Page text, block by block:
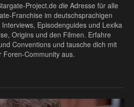
Project.de die Adresse für alle
Franchise im deutschsprachigen
Episodenguides und Lexika
Origins und den Filmen. Erfahre
Conventions und tausche dich mit
Community aus.